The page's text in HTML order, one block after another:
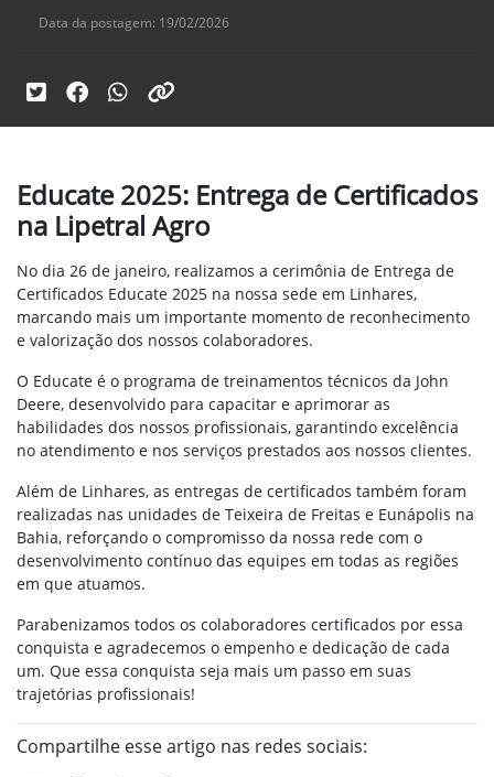
Data da postagem: 19/02/2026
Educate 2025: Entrega de Certificados
na Lipetral Agro
No dia 26 de janeiro, realizamos a cerimônia de Entrega de
Certificados Educate 2025 na nossa sede em Linhares,
marcando mais um importante momento de reconhecimento
e valorização dos nossos colaboradores.
O Educate é o programa de treinamentos técnicos da John
Deere, desenvolvido para capacitar e aprimorar as
habilidades dos nossos profissionais, garantindo excelência
no atendimento e nos serviços prestados aos nossos clientes.
Além de Linhares, as entregas de certificados também foram
realizadas nas unidades de Teixeira de Freitas e Eunápolis na
Bahia, reforçando o compromisso da nossa rede com o
desenvolvimento contínuo das equipes em todas as regiões
em que atuamos.
Parabenizamos todos os colaboradores certificados por essa
conquista e agradecemos o empenho e dedicação de cada
um. Que essa conquista seja mais um passo em suas
trajetórias profissionais!
Compartilhe esse artigo nas redes sociais: